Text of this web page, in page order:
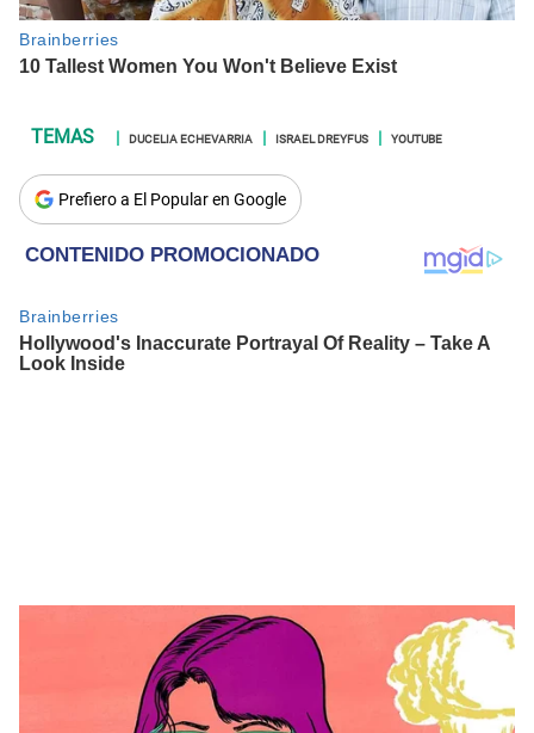
DUCELIA ECHEVARRIA ISRAEL DREYFUS YOUTUBE
Prefiero a El Popular en Google